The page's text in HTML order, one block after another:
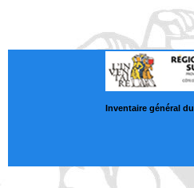
Inventaire général du